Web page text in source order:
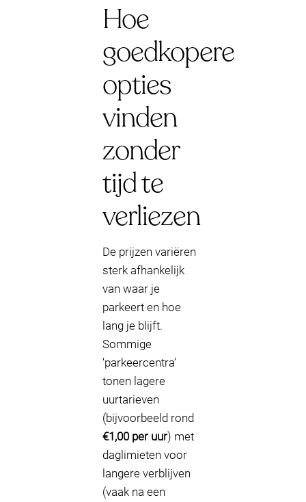
Hoe
goedkopere
opties
vinden
zonder
tijd te
verliezen
De prijzen variëren
sterk afhankelijk
van waar je
parkeert en hoe
lang je blijft.
Sommige
‘parkeercentra’
tonen lagere
uurtarieven
(bijvoorbeeld rond
€1,00 per uur) met
daglimieten voor
langere verblijven
(vaak na een